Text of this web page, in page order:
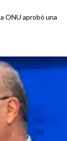
ONU aprobó una